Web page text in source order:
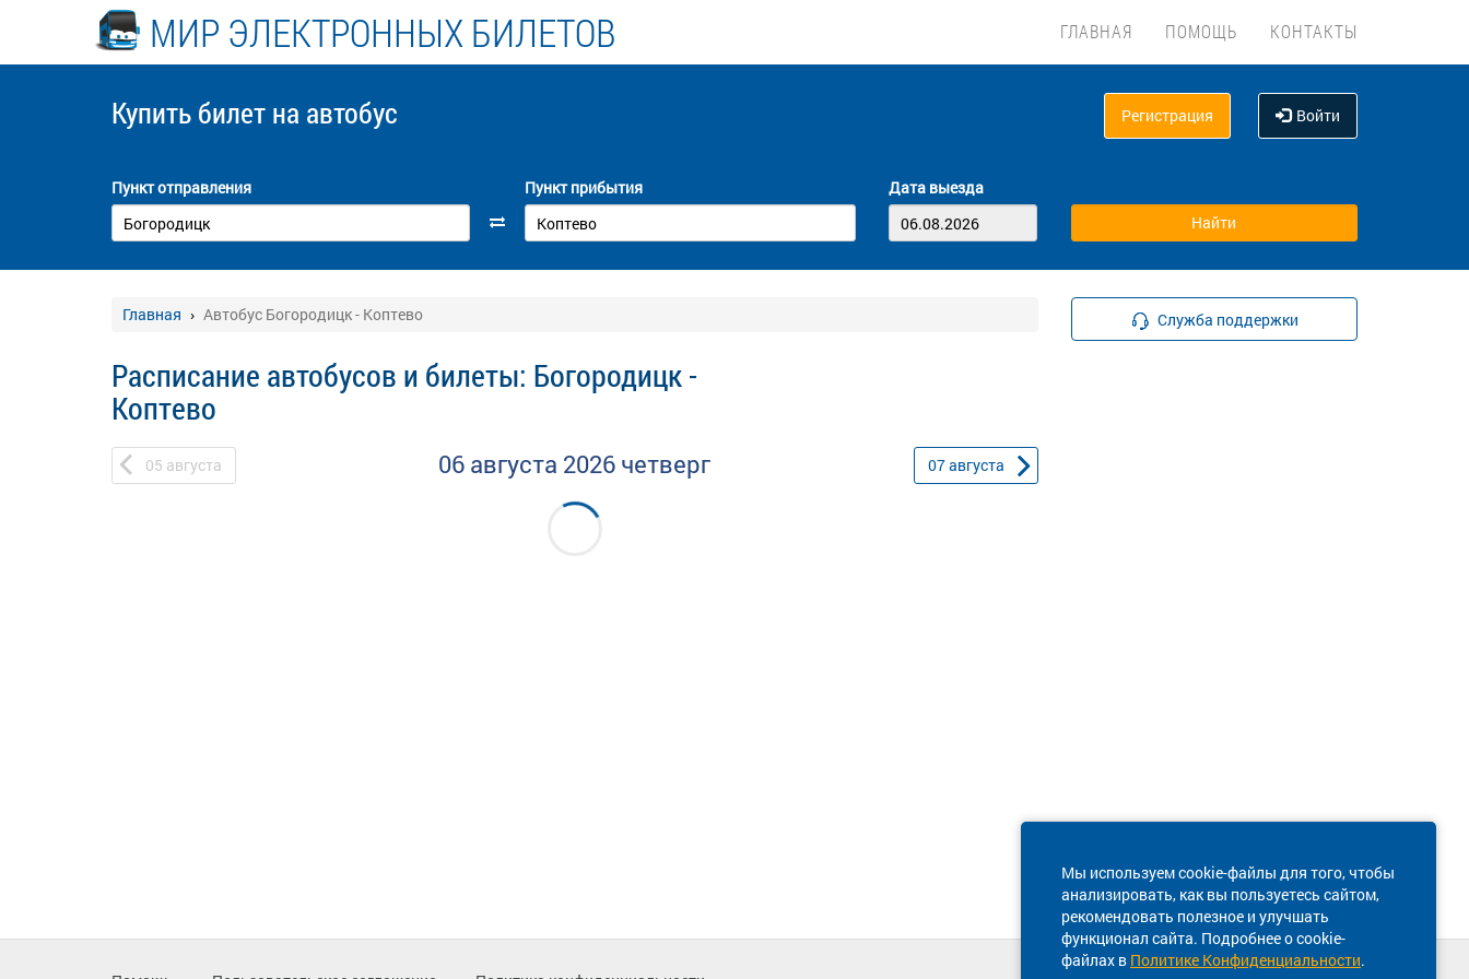
МИР ЭЛЕКТРОННЫХ БИЛЕТОВ ГЛАВНАЯ ПОМОЩЬ КОНТАКТЫ
Купить билет на автобус Регистрация Войти
Пункт отправления Пункт прибытия Дата выезда
Главная Автобус Богородицк - Коптево
Расписание автобусов и билеты: Богородицк -
Коптево
05 августа 06 августа 2026 четверг 07августа
Служба поддержки
Мы используем cookie-файлы для того, чтобы
анализировать, как вы пользуетесь сайтом,
рекомендовать полезное и улучшать
функционал сайта. Подробнее о cookie-
файлах в Политике Конфиденциальности.